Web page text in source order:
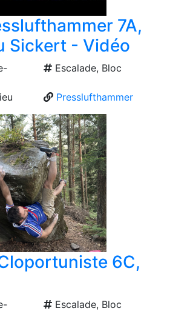
7A,
Sickert - Vidéo
Escalade, Bloc
Presslufthammer
6C,
Escalade, Bloc